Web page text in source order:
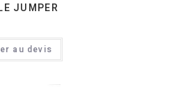
JUMPER
au devis